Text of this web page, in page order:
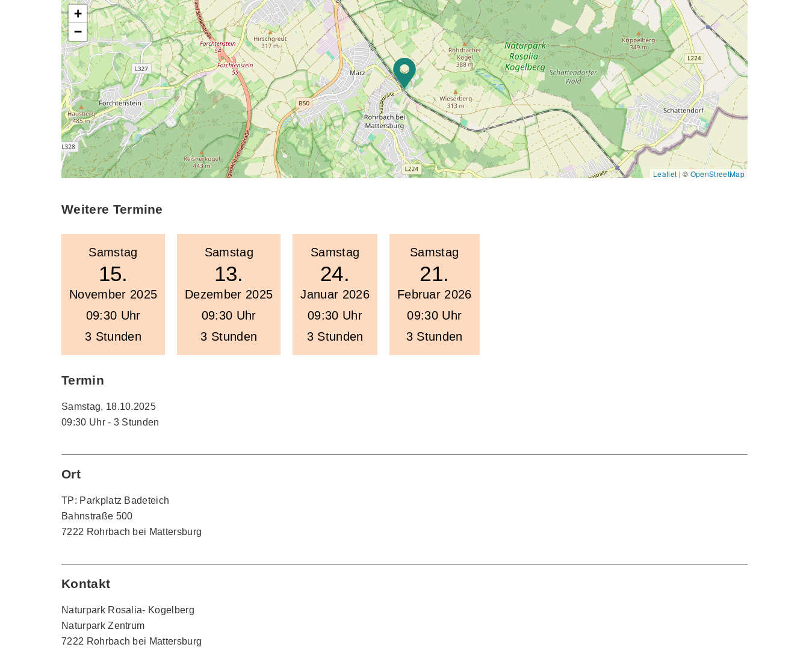
+
−
Leaflet | © OpenStreetMap
Weitere Termine
Samstag
15.
November 2025
09:30 Uhr
3 Stunden
Samstag
13.
Dezember 2025
09:30 Uhr
3 Stunden
Samstag
24.
Januar 2026
09:30 Uhr
3 Stunden
Samstag
21.
Februar 2026
09:30 Uhr
3 Stunden
Termin
Samstag, 18.10.2025
09:30 Uhr - 3 Stunden
Ort
TP: Parkplatz Badeteich
Bahnstraße 500
7222 Rohrbach bei Mattersburg
Kontakt
Naturpark Rosalia- Kogelberg
Naturpark Zentrum
7222 Rohrbach bei Mattersburg